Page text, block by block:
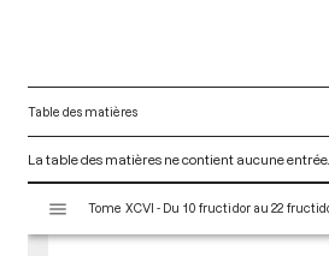
Table des matières
La table des matières ne contient aucune entrée.
s